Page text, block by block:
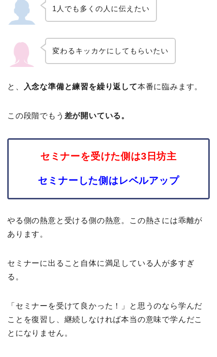
1人でも多くの人に伝えたい
変わるキッカケにしてもらいたい
と、 入念な準備と練習を繰り返して本番に臨みます。
この段階でもう 差が開いている。
セミナーを受けた側は3日坊主
セミナーした側はレベルアップ
やる側の熱意と受ける側の熱意。この熱さには乖離が
あります。
セミナーに出ること自体に満足している人が多すぎ
る。
「セミナーを受けて良かった！」と思うのなら学んだ
ことを復習し、継続しなければ本当の意味で学んだこ
とになりません。